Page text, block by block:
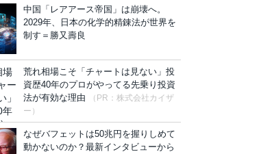
中国「レアアース帝国」は崩壊へ。
2029年、日本の化学的精錬法が世界を
制す＝勝又壽良
荒れ相場こそ「チャートは見ない」投
資歴40年のプロがやってる先乗り投資
法が有効な理由
（PR：株式会社カイザ
ー）
なぜバフェットは50兆円を握りしめて
動かないのか？最新インタビューから